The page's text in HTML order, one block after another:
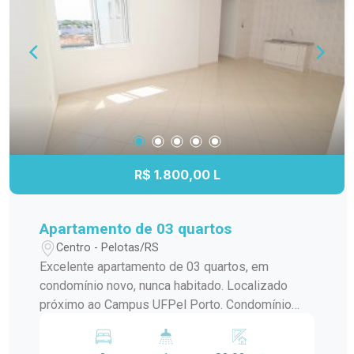
Pequena Área Externa: Um espaço adicional para
suas necessidades. - Condomínio Completo:
Inclui IPTU, seguro fogo, monitoramento por
câmeras, bombas d`água, portaria e elevador. *
Observação: Vaga de garagem opcional com
valor adicional de R$250,00. Este apartamento é
perfeito para quem valoriza uma localização
estratégica e comodidades completas. Agende
uma visita e descubra o seu novo lar no Edifício
Residencial Quebec, onde conforto e praticidade
R$ 1.800,00 L
Apartamento de 03 quartos
Centro - Pelotas/RS
Excelente apartamento de 03 quartos, em
condomínio novo, nunca habitado. Localizado
próximo ao Campus UFPel Porto. Condomínio
câmeras, bombas d`agua, portaria e elevador.